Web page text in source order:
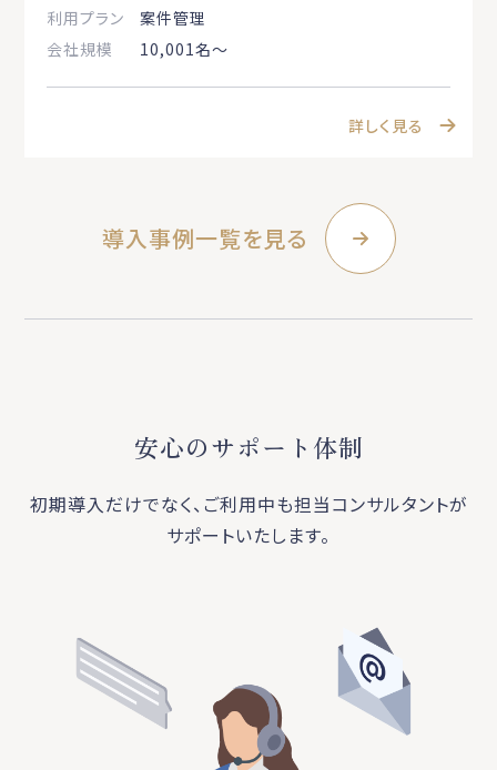
利用プラン
案件管理
会社規模
10,001名〜
詳しく見る
導入事例一覧を見る
安心のサポート体制
初期導入だけでなく、ご利用中も担当コンサルタントが
サポートいたします。